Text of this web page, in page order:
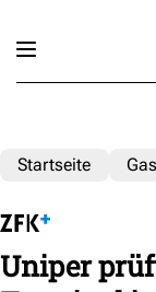
Startseite Gas
Uniper